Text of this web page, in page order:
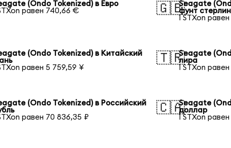
(Ondo Tokenized) в Евро
равен 740,66 €
🇬🇧Seagate
фунт
1 STXon
(Ondo Tokenized) в Китайский
равен 5 759,59 ¥
🇹🇷Seagate
лира
1 STXon
(Ondo Tokenized) в Российский
равен 70 836,35 ₽
🇨🇦Seagate
доллар
1 STXon равен